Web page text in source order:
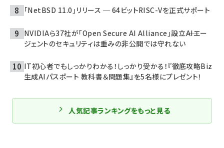
「NetBSD 11.0」リリース ─ 64ビットRISC-Vを正式サポート
NVIDIAら37社が「Open Secure AI Alliance」設立――AIエー
ジェントのセキュリティは重みの非公開では守れない
IT初心者でもしっかりわかる！しっかり受かる！『徹底攻略Biz
生成AIパスポート 教科書＆問題集』を5名様にプレゼント！
人気記事ランキングをもっと見る